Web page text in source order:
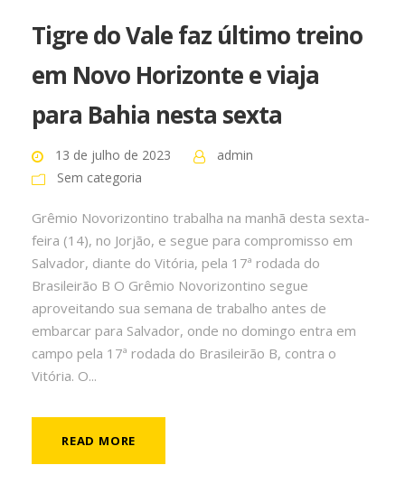
Tigre do Vale faz último treino
em Novo Horizonte e viaja
para Bahia nesta sexta
13 de julho de 2023
admin
Sem categoria
Grêmio Novorizontino trabalha na manhã desta sexta-
feira (14), no Jorjão, e segue para compromisso em
Salvador, diante do Vitória, pela 17ª rodada do
Brasileirão B O Grêmio Novorizontino segue
aproveitando sua semana de trabalho antes de
embarcar para Salvador, onde no domingo entra em
campo pela 17ª rodada do Brasileirão B, contra o
Vitória. O...
READ MORE